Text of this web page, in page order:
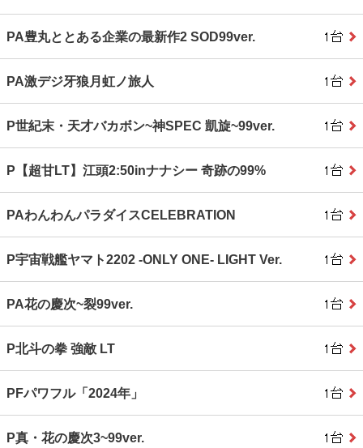
PA豊丸ととある企業の最新作2 SOD99ver.
PA激デジ牙狼月虹ノ旅人
P世紀末・天才バカボン~神SPEC 凱旋~99ver.
P【超甘LT】江頭2:50inナナシー 奇跡の99%
PAわんわんパラダイスCELEBRATION
P宇宙戦艦ヤマト2202 ‐ONLY ONE‐ LIGHT Ver.
PA花の慶次~裂99ver.
P北斗の拳 強敵 LT
PFパワフル「2024年」
P真・花の慶次3~99ver.